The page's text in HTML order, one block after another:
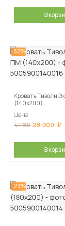
В
-32%
Кровать Тиволи
(140х200)
Цена
41 180 28 000
В
-23%